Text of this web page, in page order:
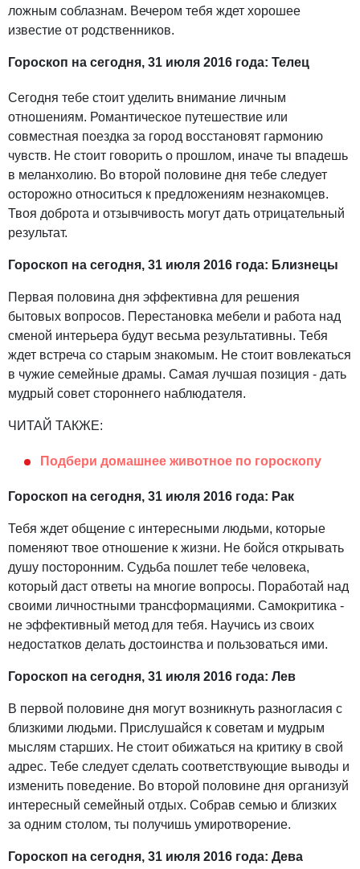
ложным соблазнам. Вечером тебя ждет хорошее
известие от родственников.
Гороскоп на сегодня, 31 июля 2016 года: Телец
Сегодня тебе стоит уделить внимание личным
отношениям. Романтическое путешествие или
совместная поездка за город восстановят гармонию
чувств. Не стоит говорить о прошлом, иначе ты впадешь
в меланхолию. Во второй половине дня тебе следует
осторожно относиться к предложениям незнакомцев.
Твоя доброта и отзывчивость могут дать отрицательный
результат.
Гороскоп на сегодня, 31 июля 2016 года: Близнецы
Первая половина дня эффективна для решения
бытовых вопросов. Перестановка мебели и работа над
сменой интерьера будут весьма результативны. Тебя
ждет встреча со старым знакомым. Не стоит вовлекаться
в чужие семейные драмы. Самая лучшая позиция - дать
мудрый совет стороннего наблюдателя.
ЧИТАЙ ТАКЖЕ:
Подбери домашнее животное по гороскопу
Гороскоп на сегодня, 31 июля 2016 года: Рак
Тебя ждет общение с интересными людьми, которые
поменяют твое отношение к жизни. Не бойся открывать
душу посторонним. Судьба пошлет тебе человека,
который даст ответы на многие вопросы. Поработай над
своими личностными трансформациями. Самокритика -
не эффективный метод для тебя. Научись из своих
недостатков делать достоинства и пользоваться ими.
Гороскоп на сегодня, 31 июля 2016 года: Лев
В первой половине дня могут возникнуть разногласия с
близкими людьми. Прислушайся к советам и мудрым
мыслям старших. Не стоит обижаться на критику в свой
адрес. Тебе следует сделать соответствующие выводы и
изменить поведение. Во второй половине дня организуй
интересный семейный отдых. Собрав семью и близких
за одним столом, ты получишь умиротворение.
Гороскоп на сегодня, 31 июля 2016 года: Дева